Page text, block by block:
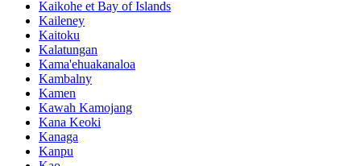
Kaikohe et Bay of Islands
Kaileney
Kaitoku
Kalatungan
Kama'ehuakanaloa
Kambalny
Kamen
Kawah Kamojang
Kana Keoki
Kanaga
Kanpu